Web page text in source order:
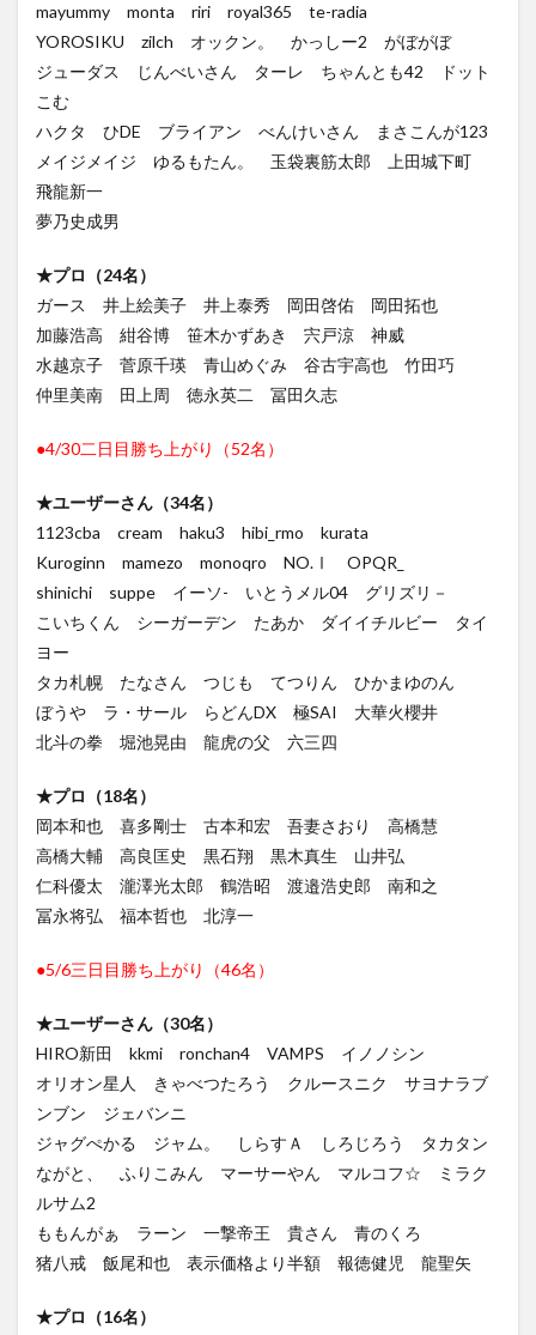
mayummy monta riri royal365 te-radia
YOROSIKU zilch オックン。 かっしー2 がぼがぼ
ジューダス じんべいさん ターレ ちゃんとも42 ドット
こむ
ハクタ ひDE ブライアン べんけいさん まさこんが123
メイジメイジ ゆるもたん。 玉袋裏筋太郎 上田城下町
飛龍新一
夢乃史成男
★プロ（24名）
ガース 井上絵美子 井上泰秀 岡田啓佑 岡田拓也
加藤浩高 紺谷博 笹木かずあき 宍戸涼 神威
水越京子 菅原千瑛 青山めぐみ 谷古宇高也 竹田巧
仲里美南 田上周 徳永英二 冨田久志
●4/30二日目勝ち上がり（52名）
★ユーザーさん（34名）
1123cba cream haku3 hibi_rmo kurata
Kuroginn mamezo monoqro NO.Ⅰ OPQR_
shinichi suppe イーソ- いとうメル04 グリズリ－
こいちくん シーガーデン たあか ダイイチルビー タイ
ヨー
タカ札幌 たなさん つじも てつりん ひかまゆのん
ぼうや ラ・サール らどんDX 極SAI 大華火櫻井
北斗の拳 堀池晃由 龍虎の父 六三四
★プロ（18名）
岡本和也 喜多剛士 古本和宏 吾妻さおり 高橋慧
高橋大輔 高良匡史 黒石翔 黒木真生 山井弘
仁科優太 瀧澤光太郎 鶴浩昭 渡邉浩史郎 南和之
冨永将弘 福本哲也 北淳一
●5/6三日目勝ち上がり（46名）
★ユーザーさん（30名）
HIRO新田 kkmi ronchan4 VAMPS イノノシン
オリオン星人 きゃべつたろう クルースニク サヨナラブ
ンブン ジェバンニ
ジャグぺかる ジャム。 しらすＡ しろじろう タカタン
ながと、 ふりこみん マーサーやん マルコフ☆ ミラク
ルサム2
ももんがぁ ラーン 一撃帝王 貴さん 青のくろ
猪八戒 飯尾和也 表示価格より半額 報徳健児 龍聖矢
★プロ（16名）